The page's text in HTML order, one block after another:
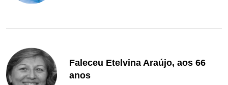
Faleceu Etelvina Araújo, aos 66
anos